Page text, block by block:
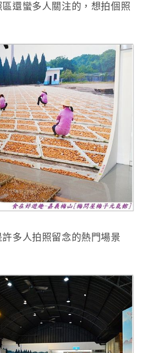
還蠻多人關注的，想拍個照
多人拍照留念的熱門場景